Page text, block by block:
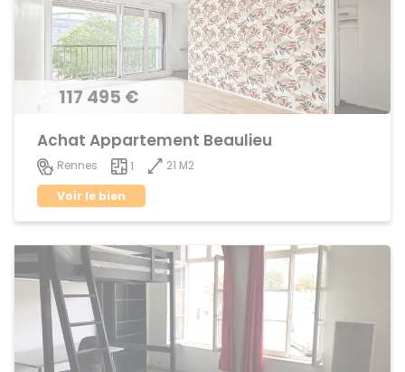
117 495 €
Achat Appartement Beaulieu
Rennes 1
21 M2
Voir le bien